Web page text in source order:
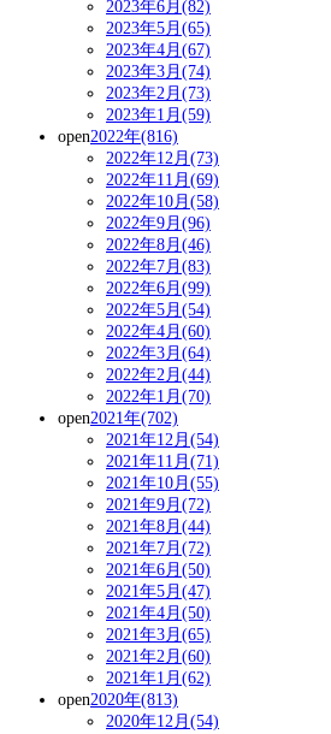
2023年6月(82)
2023年5月(65)
2023年4月(67)
2023年3月(74)
2023年2月(73)
2023年1月(59)
open2022年(816)
2022年12月(73)
2022年11月(69)
2022年10月(58)
2022年9月(96)
2022年8月(46)
2022年7月(83)
2022年6月(99)
2022年5月(54)
2022年4月(60)
2022年3月(64)
2022年2月(44)
2022年1月(70)
open2021年(702)
2021年12月(54)
2021年11月(71)
2021年10月(55)
2021年9月(72)
2021年8月(44)
2021年7月(72)
2021年6月(50)
2021年5月(47)
2021年4月(50)
2021年3月(65)
2021年2月(60)
2021年1月(62)
open2020年(813)
2020年12月(54)